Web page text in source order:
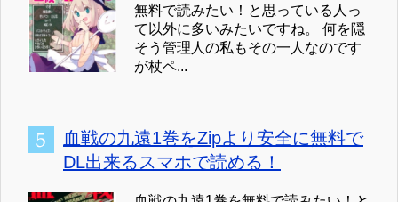
無料で読みたい！と思っている人っ
て以外に多いみたいですね。 何を隠
そう管理人の私もその一人なのです
が杖ペ...
血戦の九遠1巻をZipより安全に無料で
DL出来るスマホで読める！